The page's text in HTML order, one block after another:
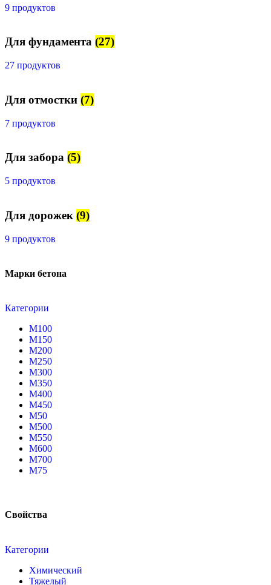
9 продуктов
Для фундамента (27)
27 продуктов
Для отмостки (7)
7 продуктов
Для забора (5)
5 продуктов
Для дорожек (9)
9 продуктов
Марки бетона
Категории
М100
М150
М200
М250
М300
М350
М400
М450
М50
М500
М550
М600
М700
М75
Свойства
Категории
Химический
Тяжелый